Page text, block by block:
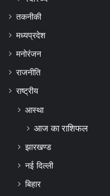
तकनीकी
मध्यप्रदेश
मनोरंजन
राजनीति
राष्ट्रीय
आस्था
आज का राशिफल
झारखण्ड
नई दिल्ली
बिहार